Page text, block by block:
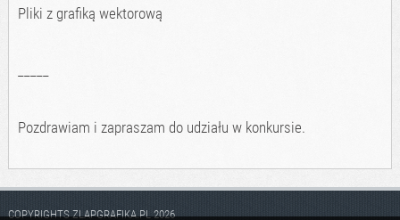
Pliki z grafiką wektorową
Pozdrawiam i zapraszam do udziału w konkursie.
COPYRIGHTS ZLAPGRAFIKA.PL 2026